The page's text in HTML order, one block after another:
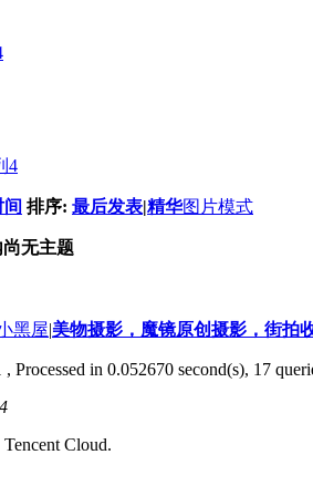
4
间 排序: 最后发表|精华图片模式
无主题
黑屋|美物摄影，魔镜原创摄影，街拍
, Processed in 0.052670 second(s), 17
Cloud.